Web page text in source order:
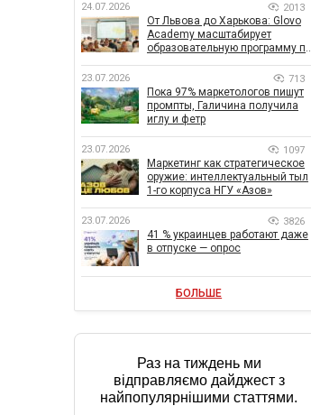
24.07.2026 2013
От Львова до Харькова: Glovo
Academy масштабирует
образовательную программу по
23.07.2026 713
Пока 97% маркетологов пишут
промпты, Галичина получила
иглу и фетр
23.07.2026 1097
Маркетинг как стратегическое
оружие: интеллектуальный тыл
1-го корпуса НГУ «Азов»
23.07.2026 3826
41 % украинцев работают даже
в отпуске — опрос
БОЛЬШЕ
Раз на тиждень ми
відправляємо дайджест з
найпопулярнішими статтями.